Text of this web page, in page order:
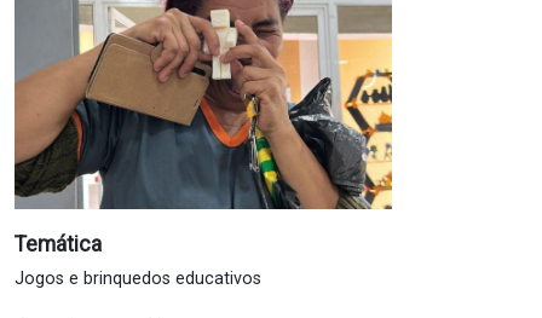
Temática
Jogos e brinquedos educativos